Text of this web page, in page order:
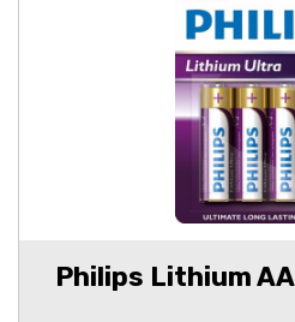
Philips Lithium